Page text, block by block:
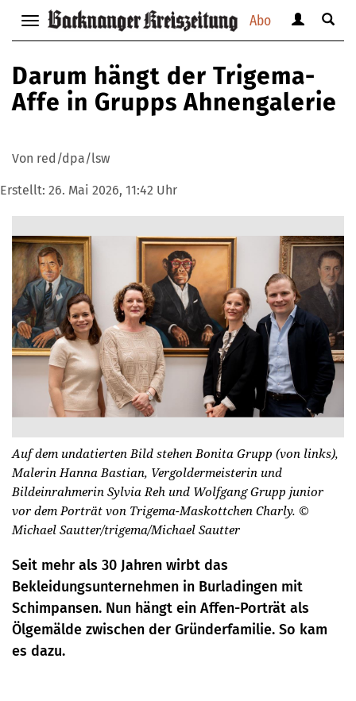
Abo
Navigation
anzeigen
verbergen
anzeigen
verbergen
Suche
Darum hängt der Trigema-
Affe in Grupps Ahnengalerie
Von red/dpa/lsw
Erstellt: 26. Mai 2026, 11:42 Uhr
Auf dem undatierten Bild stehen Bonita Grupp (von links),
Malerin Hanna Bastian, Vergoldermeisterin und
Bildeinrahmerin Sylvia Reh und Wolfgang Grupp junior
vor dem Porträt von Trigema-Maskottchen Charly. ©
Michael Sautter/trigema/Michael Sautter
Seit mehr als 30 Jahren wirbt das
Bekleidungsunternehmen in Burladingen mit
Schimpansen. Nun hängt ein Affen-Porträt als
Ölgemälde zwischen der Gründerfamilie. So kam
es dazu.